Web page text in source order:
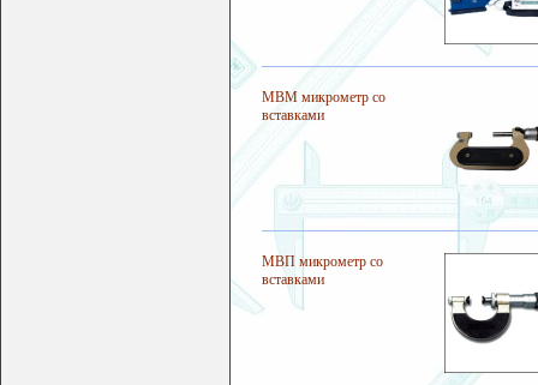
МВМ микрометр со
вставками
МВП микрометр со
вставками